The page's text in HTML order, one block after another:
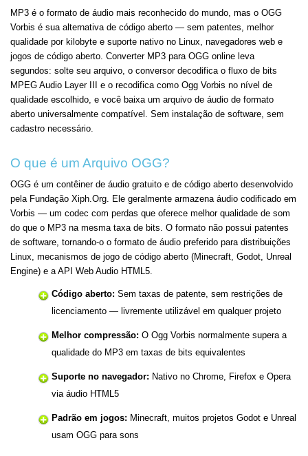
MP3 é o formato de áudio mais reconhecido do mundo, mas o OGG
Vorbis é sua alternativa de código aberto — sem patentes, melhor
qualidade por kilobyte e suporte nativo no Linux, navegadores web e
jogos de código aberto. Converter MP3 para OGG online leva
segundos: solte seu arquivo, o conversor decodifica o fluxo de bits
MPEG Audio Layer III e o recodifica como Ogg Vorbis no nível de
qualidade escolhido, e você baixa um arquivo de áudio de formato
aberto universalmente compatível. Sem instalação de software, sem
cadastro necessário.
O que é um Arquivo OGG?
OGG é um contêiner de áudio gratuito e de código aberto desenvolvido
pela Fundação Xiph.Org. Ele geralmente armazena áudio codificado em
Vorbis — um codec com perdas que oferece melhor qualidade de som
do que o MP3 na mesma taxa de bits. O formato não possui patentes
de software, tornando-o o formato de áudio preferido para distribuições
Linux, mecanismos de jogo de código aberto (Minecraft, Godot, Unreal
Engine) e a API Web Audio HTML5.
Código aberto: Sem taxas de patente, sem restrições de
licenciamento — livremente utilizável em qualquer projeto
Melhor compressão: O Ogg Vorbis normalmente supera a
qualidade do MP3 em taxas de bits equivalentes
Suporte no navegador: Nativo no Chrome, Firefox e Opera
via áudio HTML5
Padrão em jogos: Minecraft, muitos projetos Godot e Unreal
usam OGG para sons